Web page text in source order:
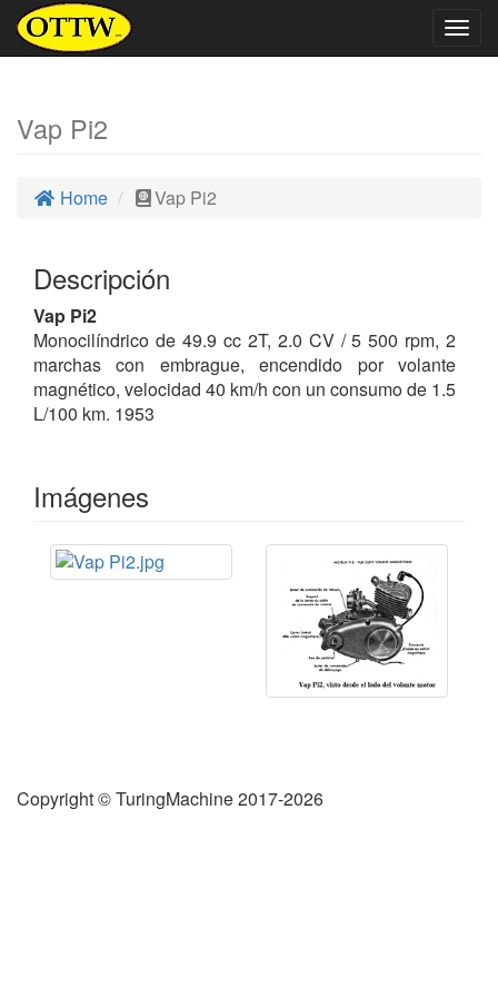
Vap Pi2
Home Vap Pi2
Descripción
Vap Pi2
Monocilíndrico de 49.9 cc 2T, 2.0 CV / 5 500 rpm, 2
marchas con embrague, encendido por volante
magnético, velocidad 40 km/h con un consumo de 1.5
L/100 km. 1953
Imágenes
Copyright © TuringMachine 2017-2026